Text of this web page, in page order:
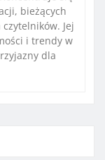
bieżących
Jej
i trendy w
dla